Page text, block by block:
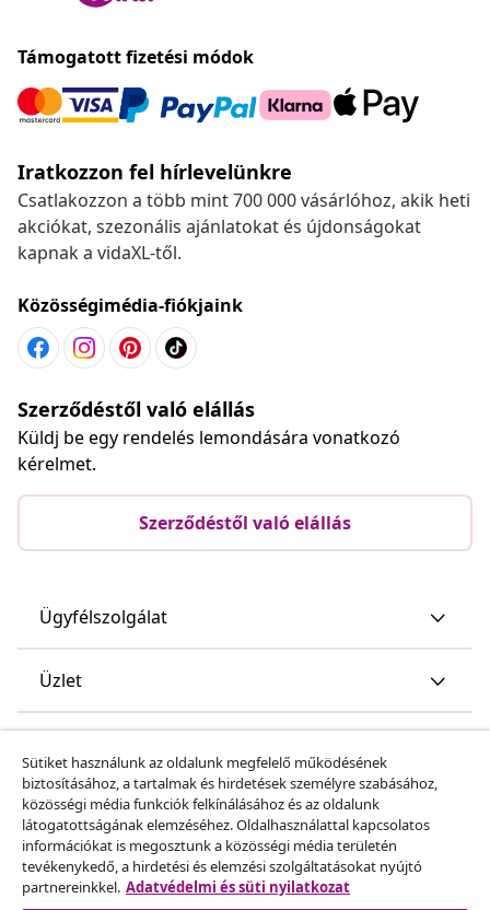
Támogatott fizetési módok
Iratkozzon fel hírlevelünkre
Csatlakozzon a több mint 700 000 vásárlóhoz, akik heti
akciókat, szezonális ajánlatokat és újdonságokat
kapnak a vidaXL-től.
Közösségimédia-fiókjaink
Szerződéstől való elállás
Küldj be egy rendelés lemondására vonatkozó
kérelmet.
Szerződéstől való elállás
Ügyfélszolgálat
Üzlet
Fedezz fel többet
Sütiket használunk az oldalunk megfelelő működésének
biztosításához, a tartalmak és hirdetések személyre szabásához,
közösségi média funkciók felkínálásához és az oldalunk
látogatottságának elemzéséhez. Oldalhasználattal kapcsolatos
információkat is megosztunk a közösségi média területén
tevékenykedő, a hirdetési és elemzési szolgáltatásokat nyújtó
partnereinkkel. Adatvédelmi és süti nyilatkozat